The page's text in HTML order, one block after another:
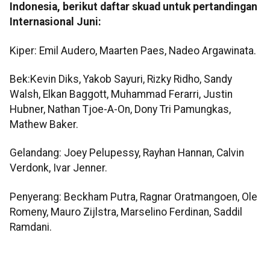
Indonesia, berikut daftar skuad untuk pertandingan
Internasional Juni:
Kiper: Emil Audero, Maarten Paes, Nadeo Argawinata.
Bek:Kevin Diks, Yakob Sayuri, Rizky Ridho, Sandy
Walsh, Elkan Baggott, Muhammad Ferarri, Justin
Hubner, Nathan Tjoe-A-On, Dony Tri Pamungkas,
Mathew Baker.
Gelandang: Joey Pelupessy, Rayhan Hannan, Calvin
Verdonk, Ivar Jenner.
Penyerang: Beckham Putra, Ragnar Oratmangoen, Ole
Romeny, Mauro Zijlstra, Marselino Ferdinan, Saddil
Ramdani.